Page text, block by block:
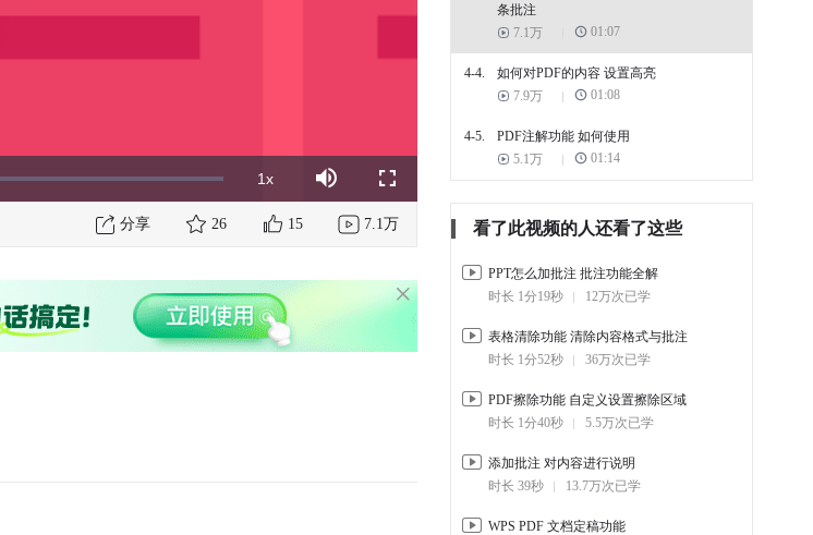
1xPlayback
Rate
Mute Fullscreen
分享 26 15 7.1万
条批注
7.1万
01:07
4-4.
如何对PDF的内容 设置高亮
7.9万
01:08
4-5.
PDF注解功能 如何使用
5.1万
01:14
看了此视频的人还看了这些
PPT怎么加批注 批注功能全解
时长 1分19秒
12万次已学
表格清除功能 清除内容格式与批注
时长 1分52秒
36万次已学
PDF擦除功能 自定义设置擦除区域
时长 1分40秒
5.5万次已学
添加批注 对内容进行说明
时长 39秒
13.7万次已学
WPS PDF 文档定稿功能